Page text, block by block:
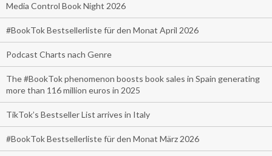
Media Control Book Night 2026
#BookTok Bestsellerliste für den Monat April 2026
Podcast Charts nach Genre
The #BookTok phenomenon boosts book sales in Spain generating
more than 116 million euros in 2025
TikTok’s Bestseller List arrives in Italy
#BookTok Bestsellerliste für den Monat März 2026